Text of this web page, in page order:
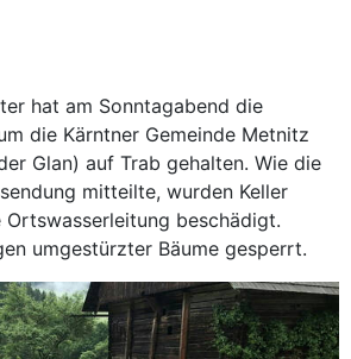
hat am Sonntagabend die
die Kärntner Gemeinde Metnitz
Glan) auf Trab gehalten. Wie die
mitteilte, wurden Keller
beschädigt.
umgestürzter Bäume gesperrt.